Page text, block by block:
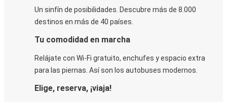
Un sinfín de posibilidades. Descubre más de 8.000
destinos en más de 40 países.
Tu comodidad en marcha
Relájate con Wi-Fi gratuito, enchufes y espacio extra
para las piernas. Así son los autobuses modernos.
Elige, reserva, ¡viaja!